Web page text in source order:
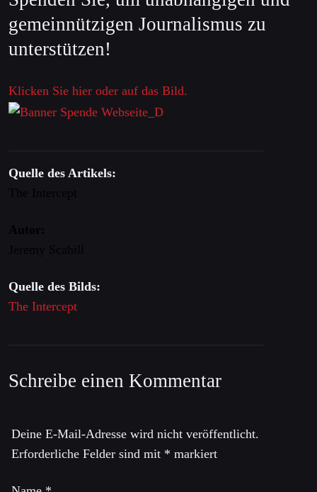
gemeinnützigen Journalismus zu
unterstützen!
Klicken Sie hier oder auf das Bild.
Quelle des Artikels:
Quelle des Bilds:
The Intercept
Schreibe einen Kommentar
Deine E-Mail-Adresse wird nicht veröffentlicht.
Erforderliche Felder sind mit * markiert